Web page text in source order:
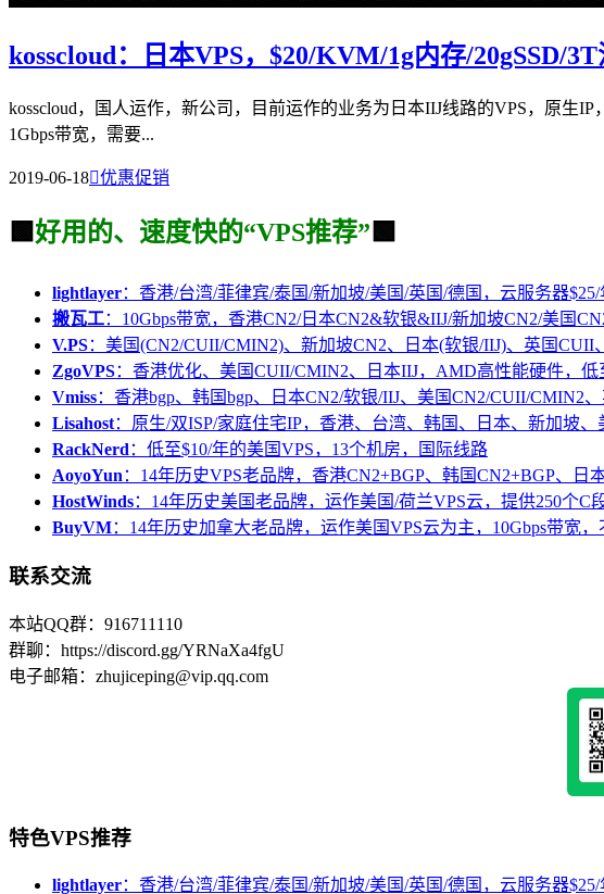
kosscloud：日本VPS，$20/KVM/1g内存/20gSSD/
kosscloud，国人运作，新公司，目前运作的业务为日本IIJ线路的VPS，原生
1Gbps带宽，需要...
2019-06-18优惠促销
🟩 好用的、速度快的“VPS推荐” 🟩
lightlayer：香港/台湾/菲律宾/泰国/新加坡/美国/英国/德国，云服务器$25/
搬瓦工：10Gbps带宽，香港CN2/日本CN2&软银&IIJ/新加坡CN2/美国
V.PS：美国(CN2/CUII/CMIN2)、新加坡CN2、日本(软银/IIJ)、英国CUII
ZgoVPS：香港优化、美国CUII/CMIN2、日本IIJ，AMD高性能硬件，低
Vmiss：香港bgp、韩国bgp、日本CN2/软银/IIJ、美国CN2/CUII/CMIN2
Lisahost：原生/双ISP/家庭住宅IP，香港、台湾、韩国、日本、新加坡、
RackNerd：低至$10/年的美国VPS，13个机房，国际线路
AoyoYun：14年历史VPS老品牌，香港CN2+BGP、韩国CN2+BGP、日
HostWinds：14年历史美国老品牌，运作美国/荷兰VPS云，提供250个C
BuyVM：14年历史加拿大老品牌，运作美国VPS云为主，10Gbps带宽
联系交流
本站QQ群：916711110
群聊：https://discord.gg/YRNaXa4fgU
电子邮箱：zhujiceping@vip.qq.com
特色VPS推荐
lightlayer：香港/台湾/菲律宾/泰国/新加坡/美国/英国/德国，云服务器$25/